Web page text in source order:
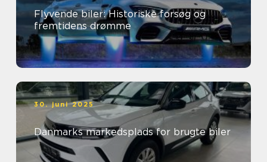
Flyvende biler: Historiske forsøg og
fremtidens drømme
30. juni 2025
Danmarks markedsplads for brugte biler